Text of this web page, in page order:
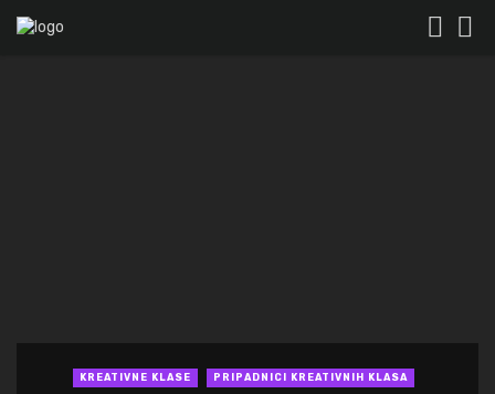
KREATIVNE KLASE PRIPADNICI KREATIVNIH KLASA